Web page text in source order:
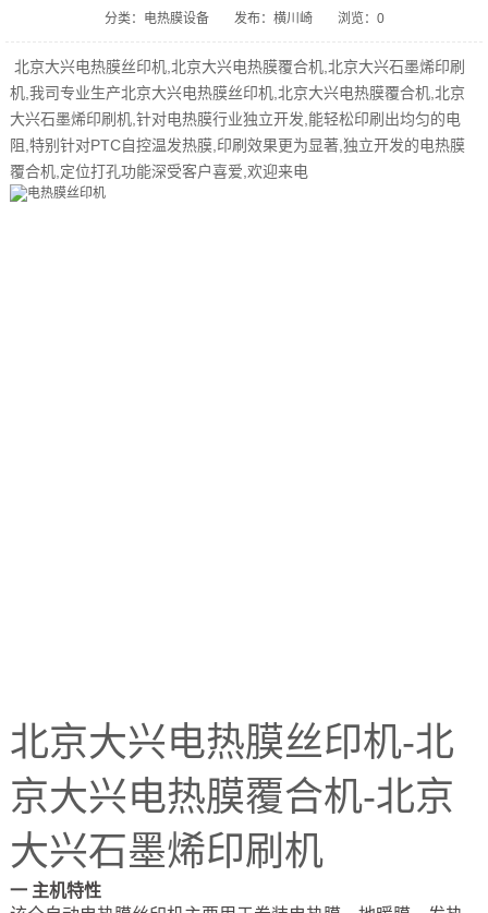
分类：电热膜设备 发布：横川崎 浏览：0
北京大兴电热膜丝印机,北京大兴电热膜覆合机,北京大兴石墨烯印刷
机,我司专业生产北京大兴电热膜丝印机,北京大兴电热膜覆合机,北京
大兴石墨烯印刷机,针对电热膜行业独立开发,能轻松印刷出均匀的电
阻,特别针对PTC自控温发热膜,印刷效果更为显著,独立开发的电热膜
覆合机,定位打孔功能深受客户喜爱,欢迎来电
北京大兴电热膜丝印机-北
京大兴电热膜覆合机-北京
大兴石墨烯印刷机
一 主机特性